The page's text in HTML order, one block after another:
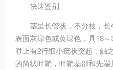
快速鉴别
茎呈长管状，不分枝，长
表面灰绿色或黄绿色，具18
脊上有2行细小疣状突起，触
的筒状叶鞘，叶鞘基部和先